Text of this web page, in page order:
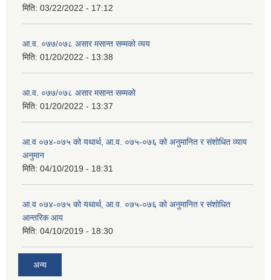
मिति: 03/22/2022 - 17:12
आ.व. ०७७/०७८ असार मसान्त सम्मको व्यय
मिति: 01/20/2022 - 13:38
आ.व. ०७७/०७८ असार मसान्त सम्मको
मिति: 01/20/2022 - 13:37
आ.व ०७४-०७५ को यथार्थ, आ.व. ०७५-०७६ को अनुमानित र संशोधित व्याय
अनुमान
मिति: 04/10/2019 - 18:31
आ.व ०७४-०७५ को यथार्थ, आ.व. ०७५-०७६ को अनुमानित र संशोधित
आन्तरिक आय
मिति: 04/10/2019 - 18:30
अन्य